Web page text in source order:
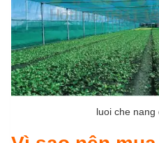
luoi che